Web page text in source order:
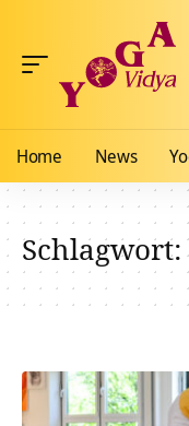
Home News
Schlagwort: